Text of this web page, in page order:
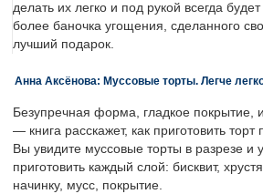
делать их легко и под рукой всегда
более баночка угощения, сделанного
лучший подарок.
Анна Аксёнова: Муссовые торты. Легче
Безупречная форма, гладкое покрытие,
— книга расскажет, как приготовить
Вы увидите муссовые торты в разрезе и
приготовить каждый слой: бисквит,
начинку, мусс, покрытие.